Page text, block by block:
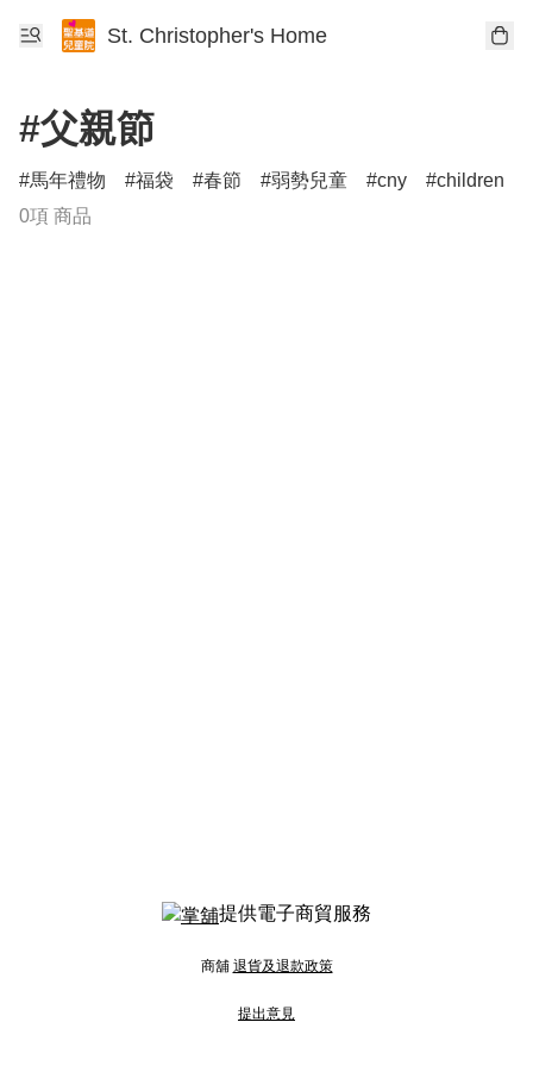
St. Christopher's Home
#父親節
馬年禮物 福袋 春節 弱勢兒童 cny
children
0項 商品
提供電子商貿服務
商舖 退貨及退款政策
提出意見